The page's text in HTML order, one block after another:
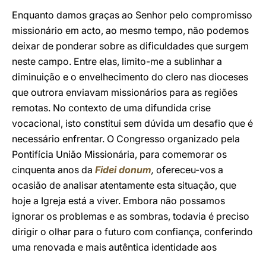
Enquanto damos graças ao Senhor pelo compromisso
missionário em acto, ao mesmo tempo, não podemos
deixar de ponderar sobre as dificuldades que surgem
neste campo. Entre elas, limito-me a sublinhar a
diminuição e o envelhecimento do clero nas dioceses
que outrora enviavam missionários para as regiões
remotas. No contexto de uma difundida crise
vocacional, isto constitui sem dúvida um desafio que é
necessário enfrentar. O Congresso organizado pela
Pontifícia União Missionária, para comemorar os
cinquenta anos da Fidei donum, ofereceu-vos a
ocasião de analisar atentamente esta situação, que
hoje a Igreja está a viver. Embora não possamos
ignorar os problemas e as sombras, todavia é preciso
dirigir o olhar para o futuro com confiança, conferindo
uma renovada e mais autêntica identidade aos